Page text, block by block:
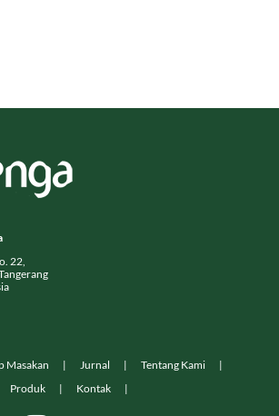
22,
Masakan Jurnal
Tentang Kami
Produk
Kontak